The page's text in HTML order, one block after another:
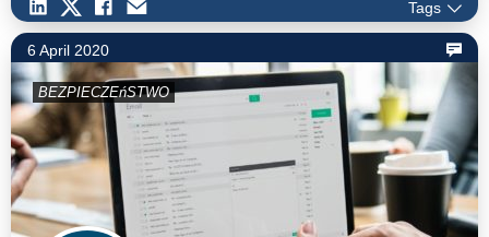
Tags
6 April 2020
BEZPIECZEńSTWO